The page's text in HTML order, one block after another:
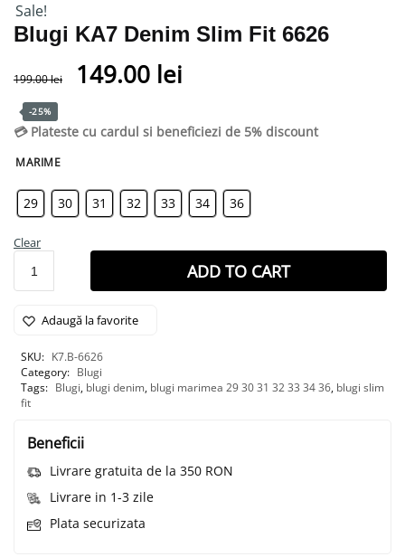
Sale!
Blugi KA7 Denim Slim Fit 6626
199.00lei 149.00 lei
-25%
💳 Plateste cu cardul si beneficiezi de 5% discount
MARIME
29 30 31 32 33 34 36
Clear
ADD TO CART
Adaugă la favorite
SKU: K7.B-6626
Category: Blugi
Tags: Blugi, blugi denim, blugi marimea 29 30 31 32 33 34 36, blugi slim
fit
Beneficii
Livrare gratuita de la 350 RON
Livrare in 1-3 zile
Plata securizata